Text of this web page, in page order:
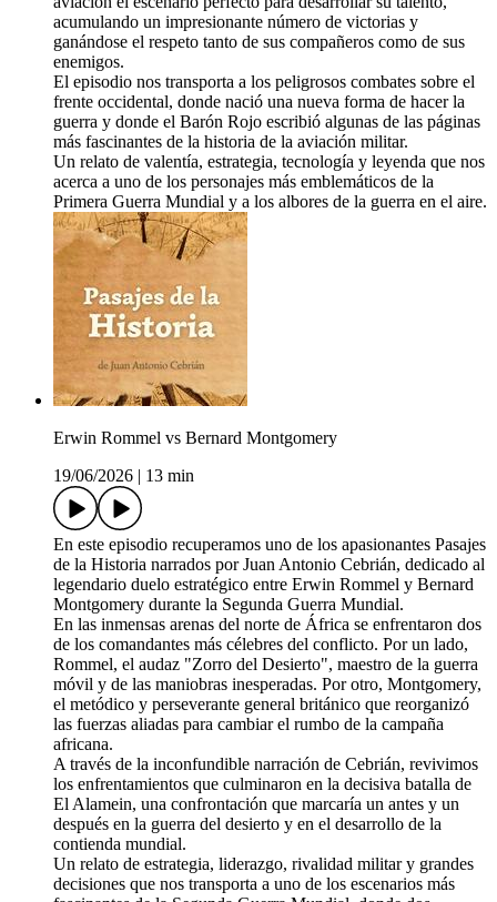
acumulando un impresionante número de victorias y
ganándose el respeto tanto de sus compañeros como de sus
enemigos.
El episodio nos transporta a los peligrosos combates sobre el
frente occidental, donde nació una nueva forma de hacer la
guerra y donde el Barón Rojo escribió algunas de las páginas
más fascinantes de la historia de la aviación militar.
Un relato de valentía, estrategia, tecnología y leyenda que nos
acerca a uno de los personajes más emblemáticos de la
Primera Guerra Mundial y a los albores de la guerra en el aire.
Erwin Rommel vs Bernard Montgomery
19/06/2026
13 min
En este episodio recuperamos uno de los apasionantes Pasajes
de la Historia narrados por Juan Antonio Cebrián, dedicado al
legendario duelo estratégico entre Erwin Rommel y Bernard
Montgomery durante la Segunda Guerra Mundial.
En las inmensas arenas del norte de África se enfrentaron dos
de los comandantes más célebres del conflicto. Por un lado,
Rommel, el audaz "Zorro del Desierto", maestro de la guerra
móvil y de las maniobras inesperadas. Por otro, Montgomery,
el metódico y perseverante general británico que reorganizó
las fuerzas aliadas para cambiar el rumbo de la campaña
africana.
A través de la inconfundible narración de Cebrián, revivimos
los enfrentamientos que culminaron en la decisiva batalla de
El Alamein, una confrontación que marcaría un antes y un
después en la guerra del desierto y en el desarrollo de la
contienda mundial.
Un relato de estrategia, liderazgo, rivalidad militar y grandes
decisiones que nos transporta a uno de los escenarios más